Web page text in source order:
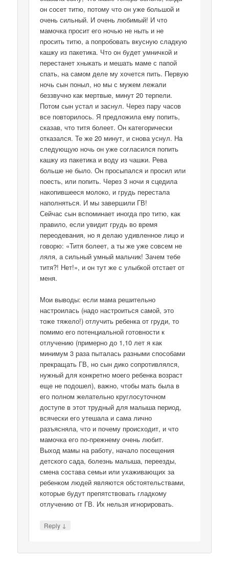
он сосет титю, потому что он уже большой и
очень сильный. И очень любимый! И что
мамочка просит его ночью не ныть и не
просить титю, а попробовать вкусную сладкую
кашку из пакетика. Что он будет умничкой и
перестанет хныкать и мешать маме с папой
спать, на самом деле му хочется пить. Первую
ночь сын поныл, но мы с мужем лежали
беззвучно как мертвые, минут 20 терпели.
Потом сын устал и заснул. Через пару часов
все повторилось. Я предложила ему попить,
сказав, что титя болеет. Он категорически
отказался. Те же 20 минут, и снова уснул. На
следующую ночь он уже согласился попить
кашку из пакетика и воду из чашки. Рева
больше не было. Он просыпался и просил или
поесть, или попить. Через 3 ночи я сцедила
накопившееся молоко, и грудь перестала
наполняться. И мы завершили ГВ!
Сейчас сын вспоминает иногда про титю, как
правило, если увидит грудь во время
переодевания, но я делаю удивленное лицо и
говорю: «Титя болеет, а ты же уже совсем не
ляля, а сильный умный мальчик! Зачем тебе
титя?! Нет!», и он тут же с улыбкой отстает от
меня.
Мои выводы: если мама решительно
настроилась (надо настроиться самой, это
тоже тяжело!) отлучить ребенка от груди, то
помимо его потенциальной готовности к
отлучению (примерно до 1,10 лет я как
минимум 3 раза пыталась разными способами
прекращать ГВ, но сын дико сопротивлялся,
нужный для конкретно моего ребенка возраст
еще не подошел), важно, чтобы мать была в
его полном желательно круглосуточном
доступе в этот трудный для малыша период,
всячески его утешала и сама лично
разъясняла, что и почему происходит, и что
мамочка его по-прежнему очень любит.
Выход мамы на работу, начало посещения
детского сада, болезнь малыша, переезды,
смена состава семьи или ухаживающих за
ребенком людей являются обстоятельствами,
которые будут препятствовать гладкому
отлучению от ГВ. Их нельзя игнорировать.
Reply ↓